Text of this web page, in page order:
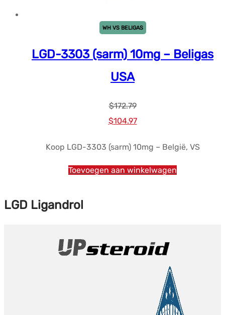
LGD Ligandrol
WH VS BELIGAS
LGD-3303 (sarm) 10mg – Beligas
USA
$172.79
Oorspronkelijke
was:
$172.79.
$104.97Huidige
is:
$104.97.
Koop LGD-3303 (sarm) 10mg – België, VS
Toevoegen aan winkelwagen